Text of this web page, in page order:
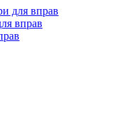
для вправ
вправ